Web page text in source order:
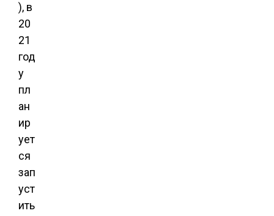
), в
20
21
год
у
пл
ан
ир
ует
ся
зап
уст
ить